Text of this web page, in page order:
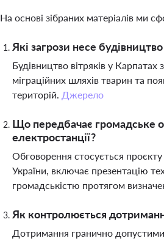
На основі зібраних матеріалів ми
Які загрози несе
Будівництво вітряків у
міграційних шляхів тварин та
територій. Джерело
Що передбачає громадське
електростанції?
Обговорення стосується
України, включає презентацію
громадськістю протягом
Як контролюється
Дотримання гранично